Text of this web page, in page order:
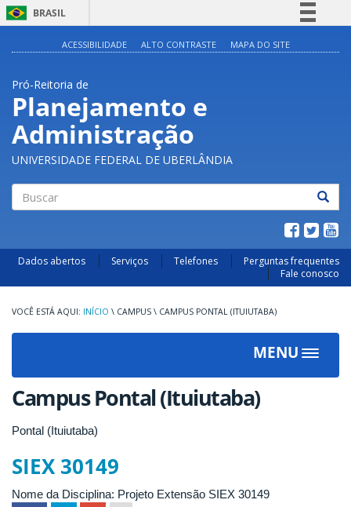
BRASIL
Acesso à informação
ACESSIBILIDADE ALTO CONTRASTE MAPA DO SITE
Pró-Reitoria de
Planejamento e
Administração
UNIVERSIDADE FEDERAL DE UBERLÂNDIA
Dados abertos Serviços Telefones
Perguntas frequentes
Fale conosco
INÍCIO \ CAMPUS \ CAMPUS PONTAL (ITUIUTABA)
MENU
Toggle
Campus Pontal (Ituiutaba)
Pontal (Ituiutaba)
SIEX 30149
Nome da Disciplina: Projeto Extensão SIEX 30149